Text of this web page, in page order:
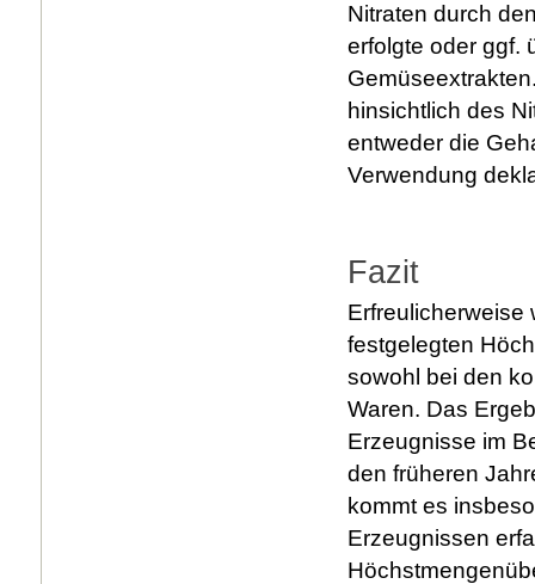
Nitraten durch
erfolgte oder ggf.
hinsichtlich des
entweder die
Verwendung
Fazit
Erfreulicherweise
festgelegten
sowohl bei den
Waren. Das
Erzeugnisse im
den früheren
kommt es
Erzeugnissen